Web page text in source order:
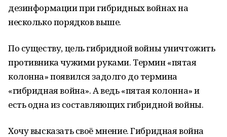
дезинформации при гибридных войнах на
несколько порядков выше.
По существу, цель гибридной войны уничтожить
противника чужими руками. Термин «пятая
колонна» появился задолго до термина
«гибридная война». А ведь «пятая колонна» и
есть одна из составляющих гибридной войны.
Хочу высказать своё мнение. Гибридная война